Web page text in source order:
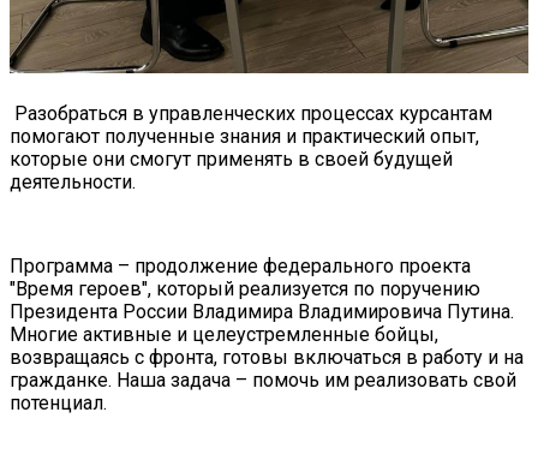
Разобраться в управленческих процессах курсантам
помогают полученные знания и практический опыт,
которые они смогут применять в своей будущей
деятельности.
Программа – продолжение федерального проекта
"Время героев", который реализуется по поручению
Президента России Владимира Владимировича Путина.
Многие активные и целеустремленные бойцы,
возвращаясь с фронта, готовы включаться в работу и на
гражданке. Наша задача – помочь им реализовать свой
потенциал.